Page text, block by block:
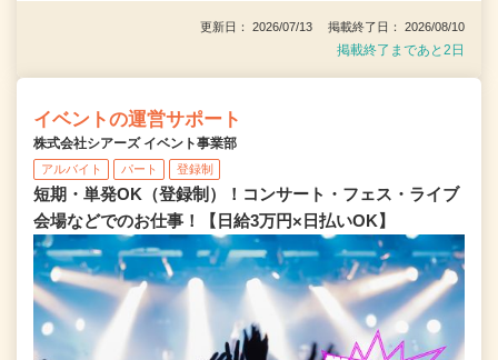
更新日： 2026/07/13 掲載終了日： 2026/08/10
掲載終了まであと2日
イベントの運営サポート
株式会社シアーズ イベント事業部
アルバイト パート 登録制
短期・単発OK（登録制）！コンサート・フェス・ライブ
会場などでのお仕事！【日給3万円×日払いOK】